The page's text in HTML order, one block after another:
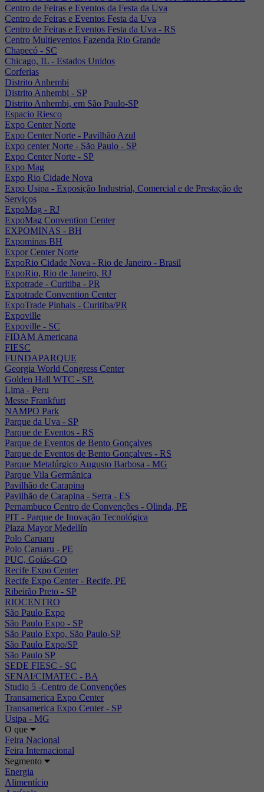
Centro de Feiras e Eventos da Festa da Uva
Centro de Feiras e Eventos Festa da Uva
Centro de Feiras e Eventos Festa da Uva - RS
Centro Multieventos Fazenda Rio Grande
Chapecó - SC
Chicago, IL - Estados Unidos
Corferias
Distrito Anhembi
Distrito Anhembi - SP
Distrito Anhembi, em São Paulo-SP
Espacio Riesco
Expo Center Norte
Expo Center Norte - Pavilhão Azul
Expo center Norte - São Paulo - SP
Expo Center Norte - SP
Expo Mag
Expo Rio Cidade Nova
Expo Usipa - Exposição Industrial, Comercial e de Prestação de
Serviços
ExpoMag - RJ
ExpoMag Convention Center
EXPOMINAS - BH
Expominas BH
Expor Center Norte
ExpoRio Cidade Nova - Rio de Janeiro - Brasil
ExpoRio, Rio de Janeiro, RJ
Expotrade - Curitiba - PR
Expotrade Convention Center
ExpoTrade Pinhais - Curitiba/PR
Expoville
Expoville - SC
FIDAM Americana
FIESC
FUNDAPARQUE
Georgia World Congress Center
Golden Hall WTC - SP.
Lima - Peru
Messe Frankfurt
NAMPO Park
Parque da Uva - SP
Parque de Eventos - RS
Parque de Eventos de Bento Gonçalves
Parque de Eventos de Bento Gonçalves - RS
Parque Metalúrgico Augusto Barbosa - MG
Parque Vila Germânica
Pavilhão de Carapina
Pavilhão de Carapina - Serra - ES
Pernambuco Centro de Convenções - Olinda, PE
PIT - Parque de Inovação Tecnológica
Plaza Mayor Medellín
Polo Caruaru
Polo Caruaru - PE
PUC, Goiás-GO
Recife Expo Center
Recife Expo Center - Recife, PE
Ribeirão Preto - SP
RIOCENTRO
São Paulo Expo
São Paulo Expo - SP
São Paulo Expo, São Paulo-SP
São Paulo Expo/SP
São Paulo SP
SEDE FIESC - SC
SENAI/CIMATEC - BA
Studio 5 -Centro de Convenções
Transamerica Expo Center
Transamerica Expo Center - SP
Usipa - MG
O que
Feira Nacional
Feira Internacional
Segmento
Energia
Alimentício